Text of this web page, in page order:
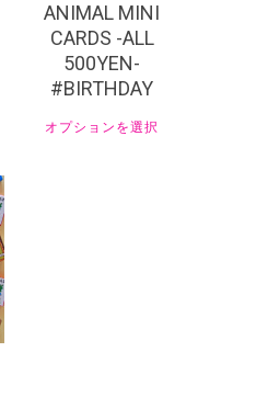
ANIMAL MINI
CARDS -ALL
500YEN-
#BIRTHDAY
オプションを選択